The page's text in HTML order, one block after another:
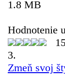
1.8 MB
Hodnotenie
3.
Zmeň svoj